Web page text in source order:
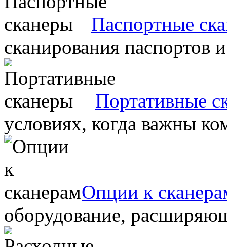
Паспортные
сканирования паспортов
Портативные
условиях, когда важны
Опции к
оборудование,